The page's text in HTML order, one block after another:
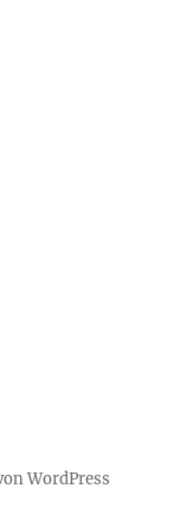
WordPress